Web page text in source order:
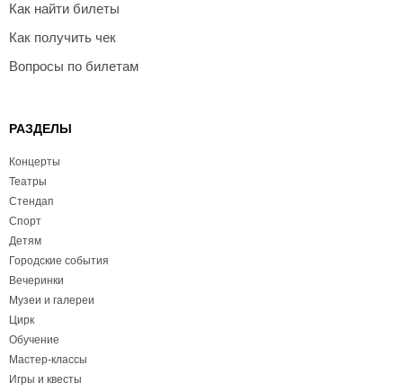
Как найти билеты
Как получить чек
Вопросы по билетам
РАЗДЕЛЫ
Концерты
Театры
Стендап
Спорт
Детям
Городские события
Вечеринки
Музеи и галереи
Цирк
Обучение
Мастер-классы
Игры и квесты